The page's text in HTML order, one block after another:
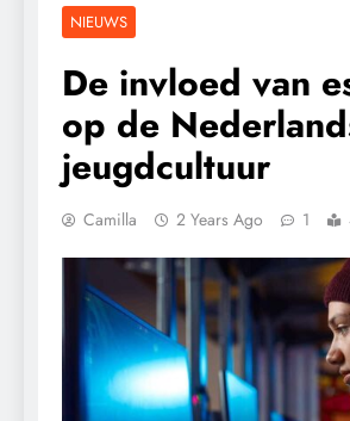
NIEUWS
De invloed van
op de
jeugdcultuur
Camilla 2 Years Ago 1